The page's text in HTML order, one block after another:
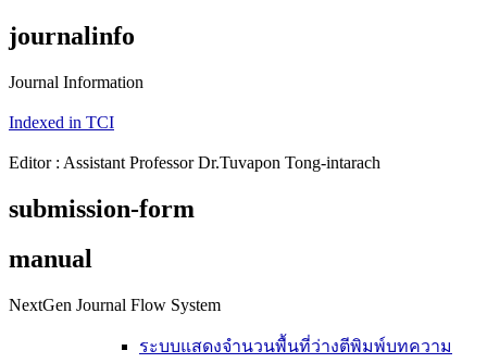
journalinfo
Journal Information
Indexed in TCI
Editor : Assistant Professor Dr.Tuvapon Tong-intarach
submission-form
manual
NextGen Journal Flow System
ระบบแสดงจำนวนพื้นที่ว่างตีพิมพ์บทความ